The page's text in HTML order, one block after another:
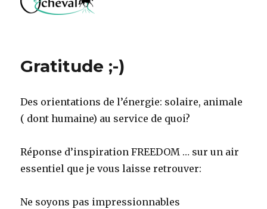
Gratitude ;-)
Des orientations de l’énergie: solaire, animale
( dont humaine) au service de quoi?
Réponse d’inspiration FREEDOM … sur un air
essentiel que je vous laisse retrouver:
Ne soyons pas impressionnables